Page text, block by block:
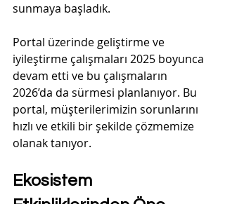
sunmaya başladık.
Portal üzerinde geliştirme ve
iyileştirme çalışmaları 2025 boyunca
devam etti ve bu çalışmaların
2026’da da sürmesi planlanıyor. Bu
portal, müşterilerimizin sorunlarını
hızlı ve etkili bir şekilde çözmemize
olanak tanıyor.
Ekosistem